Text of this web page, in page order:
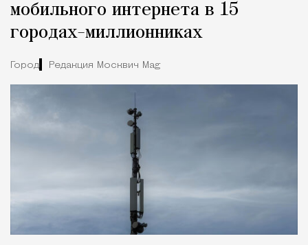
мобильного интернета в 15
городах-миллионниках
Город Редакция Москвич Mag